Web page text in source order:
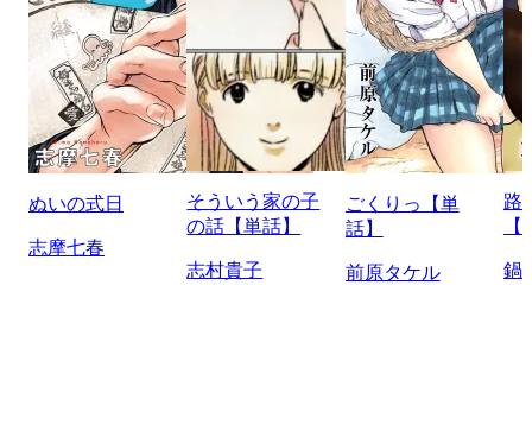
ぬいの式日
志摩七春
そういう家の子
の話【単話】
志村貴子
ごくりっ【単
話】
前原タケル
路
鍋